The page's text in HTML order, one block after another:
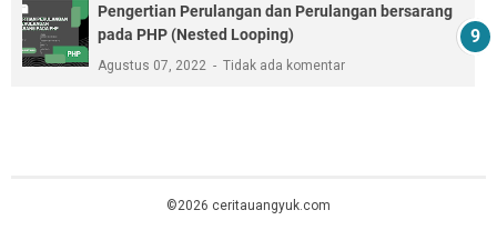
Pengertian Perulangan dan Perulangan bersarang
pada PHP (Nested Looping)
Agustus 07, 2022 Tidak ada komentar
©2026 ceritauangyuk.com